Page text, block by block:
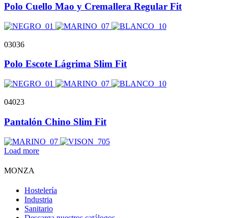
Polo Cuello Mao y Cremallera Regular Fit
03036
Polo Escote Lágrima Slim Fit
04023
Pantalón Chino Slim Fit
Load more
MONZA
Hostelería
Industria
Sanitario